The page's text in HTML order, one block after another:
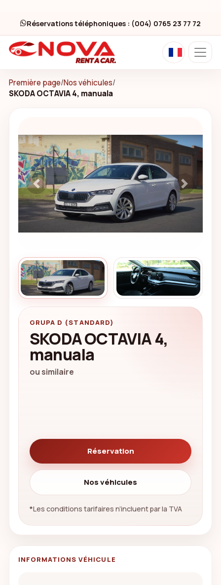
Réservations téléphoniques : (004) 0765 23 77 72
Première page/Nos véhicules/
SKODA OCTAVIA 4, manuala
Previous Next
GRUPA D (STANDARD)
SKODA OCTAVIA 4,
manuala
ou similaire
Réservation
Nos véhicules
*Les conditions tarifaires n’incluent par la TVA
INFORMATIONS VÉHICULE